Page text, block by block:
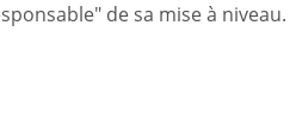
de sa mise à niveau.